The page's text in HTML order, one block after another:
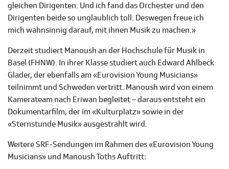
gleichen Dirigenten. Und ich fand das Orchester und den
Dirigenten beide so unglaublich toll. Deswegen freue ich
mich wahnsinnig darauf, mit ihnen Musik zu machen.»
Derzeit studiert Manoush an der Hochschule für Musik in
Basel (FHNW). In ihrer Klasse studiert auch Edward Ahlbeck
Glader, der ebenfalls am «Eurovision Young Musicians»
teilnimmt und Schweden vertritt. Manoush wird von einem
Kamerateam nach Eriwan begleitet – daraus entsteht ein
Dokumentarfilm, der im «Kulturplatz» sowie in der
«Sternstunde Musik» ausgestrahlt wird.
Weitere SRF-Sendungen im Rahmen des «Eurovision Young
Musicians» und Manoush Toths Auftritt: